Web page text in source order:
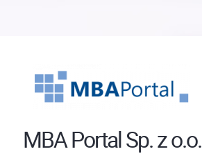
MBA Portal Sp. z o.o.